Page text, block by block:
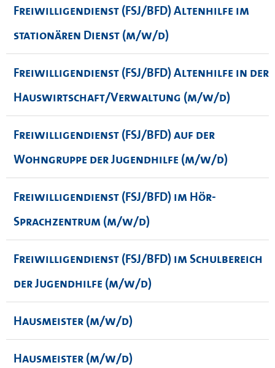
Freiwilligendienst (FSJ/BFD) Altenhilfe im
stationären Dienst (m/w/d)
Freiwilligendienst (FSJ/BFD) Altenhilfe in der
Hauswirtschaft/Verwaltung (m/w/d)
Freiwilligendienst (FSJ/BFD) auf der
Wohngruppe der Jugendhilfe (m/w/d)
Freiwilligendienst (FSJ/BFD) im Hör-
Sprachzentrum (m/w/d)
Freiwilligendienst (FSJ/BFD) im Schulbereich
der Jugendhilfe (m/w/d)
Hausmeister (m/w/d)
Hausmeister (m/w/d)